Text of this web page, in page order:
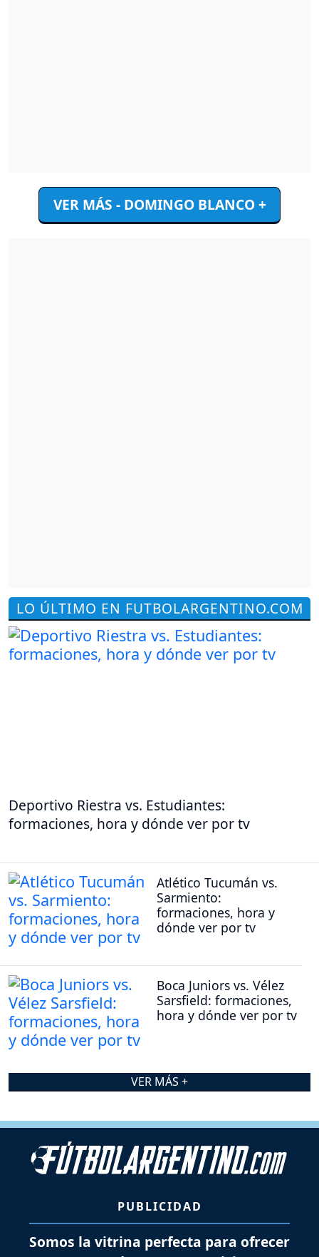
VER MÁS - DOMINGO BLANCO +
LO ÚLTIMO EN FUTBOLARGENTINO.COM
Deportivo Riestra vs. Estudiantes:
formaciones, hora y dónde ver por tv
Atlético Tucumán vs.
Sarmiento:
formaciones, hora y
dónde ver por tv
Boca Juniors vs. Vélez
Sarsfield: formaciones,
hora y dónde ver por tv
VER MÁS +
PUBLICIDAD
Somos la vitrina perfecta para ofrecer